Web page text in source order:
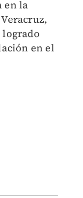
en la
logrado
en el